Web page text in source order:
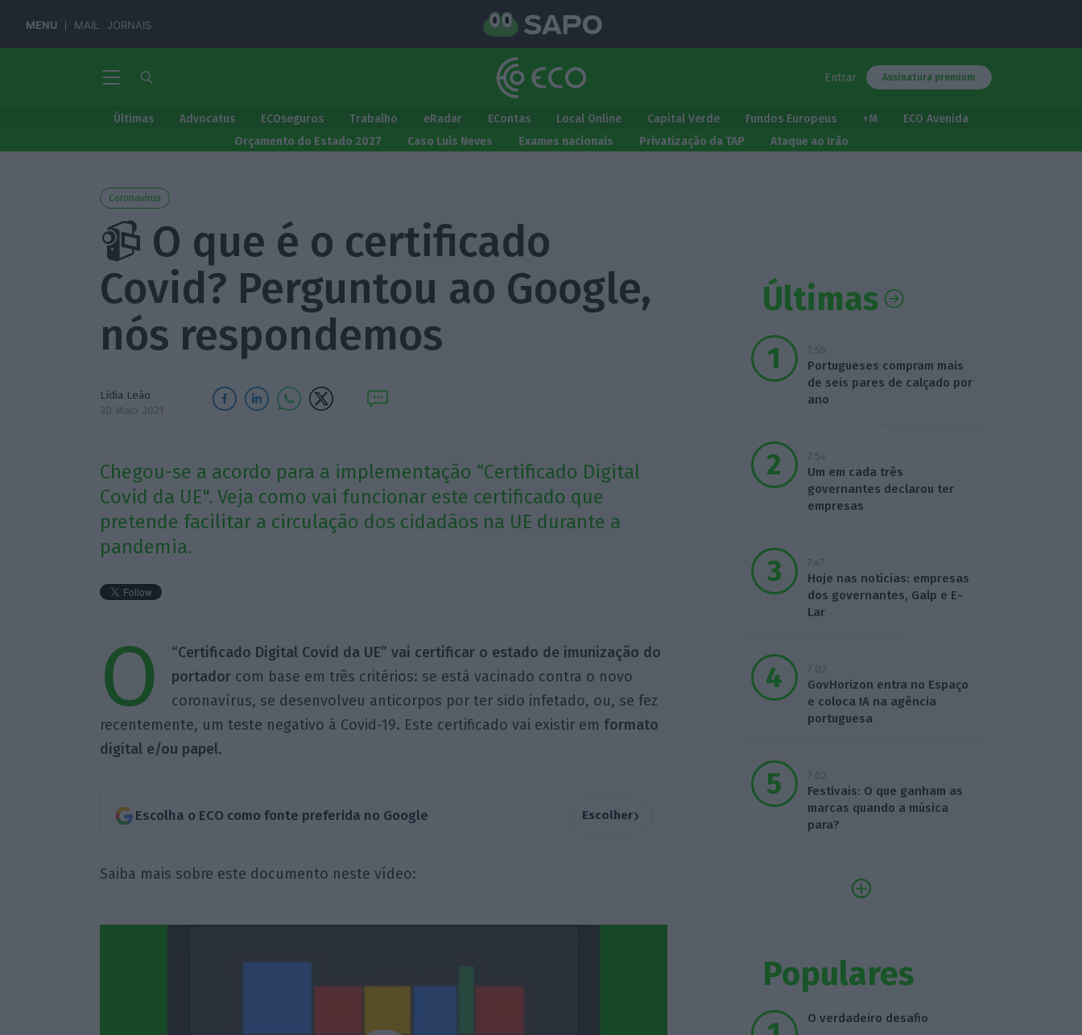
MENU MAIL JORNAIS
Entrar Assinatura premium
Últimas Advocatus ECOseguros Trabalho eRadar EContas Local Online Capital Verde Fundos Europeus +M
ECO Avenida
Orçamento do Estado 2027
Caso Luís Neves Exames nacionais Privatização da TAP Ataque ao Irão
Coronavírus
📹 O que é o certificado
Covid? Perguntou ao Google,
nós respondemos
Lídia Leão
30 Maio 2021
Chegou-se a acordo para a implementação “Certificado Digital
Covid da UE". Veja como vai funcionar este certificado que
pretende facilitar a circulação dos cidadãos na UE durante a
pandemia.
O
“Certificado Digital Covid da UE” vai certificar o estado de imunização do
portadorcom base em três critérios: se está vacinado contra o novo
coronavírus, se desenvolveu anticorpos por ter sido infetado, ou, se fez
recentemente, um teste negativo à Covid-19. Este certificado vai existir em formato
digital e/ou papel.
Escolha o ECO como fonte preferida no Google Escolher›
Saiba mais sobre este documento neste vídeo:
Últimas
7:55
Portugueses compram mais
de seis pares de calçado por
ano
7:54
Um em cada três
governantes declarou ter
empresas
7:47
Hoje nas notícias: empresas
dos governantes, Galp e E-
Lar
7:02
GovHorizon entra no Espaço
e coloca IA na agência
portuguesa
7:02
Festivais: O que ganham as
marcas quando a música
para?
Populares
O verdadeiro desafio